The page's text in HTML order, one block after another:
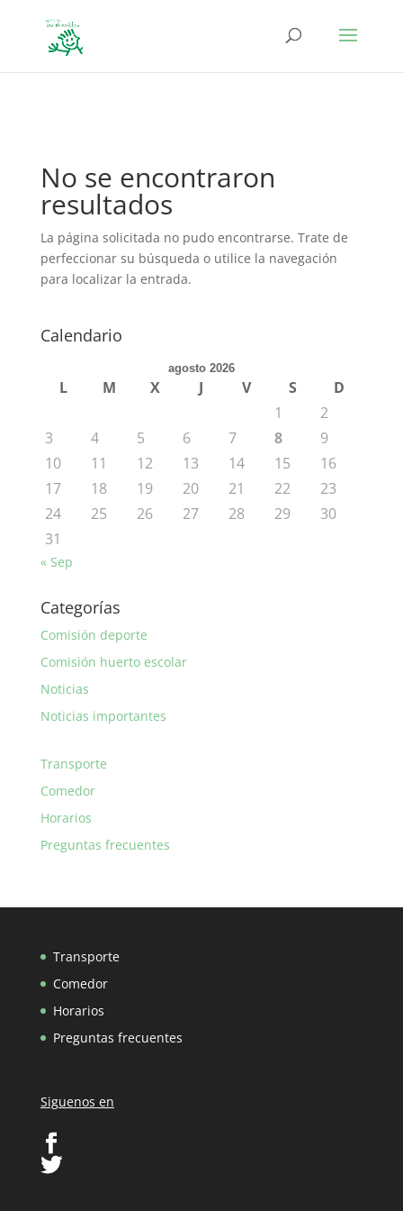
No se encontraron
resultados
La página solicitada no pudo encontrarse. Trate de
perfeccionar su búsqueda o utilice la navegación
para localizar la entrada.
Calendario
agosto 2026
L M X J V S
D
1
2
3
4 5 6 7 8
9
10
11 12 13 14 15
16
17
18 19 20 21 22
23
24
25 26 27 28 29
30
31
« Sep
Categorías
Comisión deporte
Comisión huerto escolar
Noticias
Noticias importantes
Transporte
Comedor
Horarios
Preguntas frecuentes
Transporte
Comedor
Horarios
Preguntas frecuentes
Siguenos en